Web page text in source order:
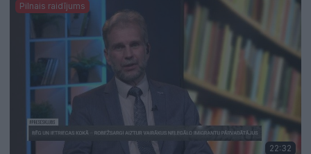
Pilnais raidījums
22:32